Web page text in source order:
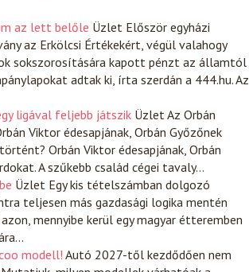
az lett belőle Üzlet Először egyházi
az Erkölcsi Értékekért, végül valahogy
sokszorosítására kapott pénzt az államtól
adtak ki, írta szerdán a 444.hu. Az
ligával feljebb játszik ÜzletAz Orbán
Viktor édesapjának, Orbán Győzőnek
Orbán Viktor édesapjának, Orbán
A szűkebb család cégei tavaly…
Üzlet Egy kis tételszámban dolgozó
teljesen más gazdasági logika mentén
mennyibe kerül egy magyar étteremben
modell!Autó 2027-től kezdődően nem